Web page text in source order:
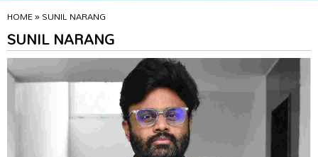
HOME»SUNIL NARANG
SUNIL NARANG